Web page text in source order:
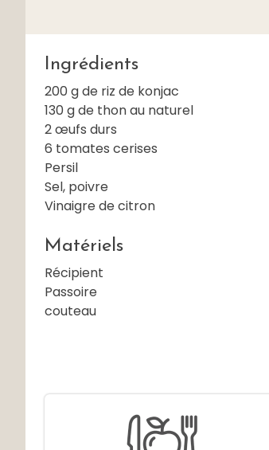
Ingrédients
200 g de riz de konjac
130 g de thon au naturel
2 œufs durs
6 tomates cerises
Persil
Sel, poivre
Vinaigre de citron
Matériels
Récipient
Passoire
couteau